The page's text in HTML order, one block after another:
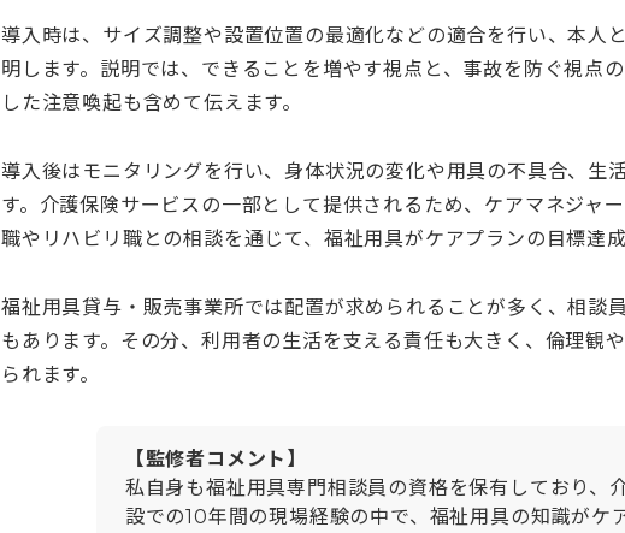
導入時は、サイズ調整や設置位置の最適化などの適合を行い、本人
明します。説明では、できることを増やす視点と、事故を防ぐ視点
した注意喚起も含めて伝えます。
導入後はモニタリングを行い、身体状況の変化や用具の不具合、生
す。介護保険サービスの一部として提供されるため、ケアマネジャ
職やリハビリ職との相談を通じて、福祉用具がケアプランの目標達
福祉用具貸与・販売事業所では配置が求められることが多く、相談
もあります。その分、利用者の生活を支える責任も大きく、倫理観
られます。
【監修者コメント】
私自身も福祉用具専門相談員の資格を保有しており、
設での10年間の現場経験の中で、福祉用具の知識がケ